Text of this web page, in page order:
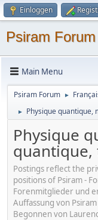
Einloggen
Psiram Forum
Main Menu
Psiram Forum ►
► Physique quantique,
Physique
quantique,
Postings reflect the
positions of Psiram -
Forenmitglieder und
Auffassung von Psiram
Begonnen von